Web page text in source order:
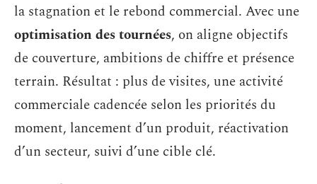
la stagnation et le rebond commercial. Avec une
optimisation des tournées, on aligne objectifs
de couverture, ambitions de chiffre et présence
terrain. Résultat : plus de visites, une activité
commerciale cadencée selon les priorités du
moment, lancement d’un produit, réactivation
d’un secteur, suivi d’une cible clé.